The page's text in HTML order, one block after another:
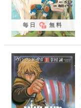
毎日 無料